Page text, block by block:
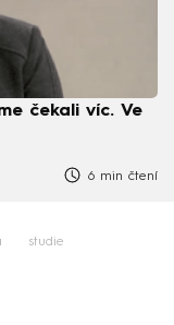
čekali víc. Ve
6 min čtení
studie